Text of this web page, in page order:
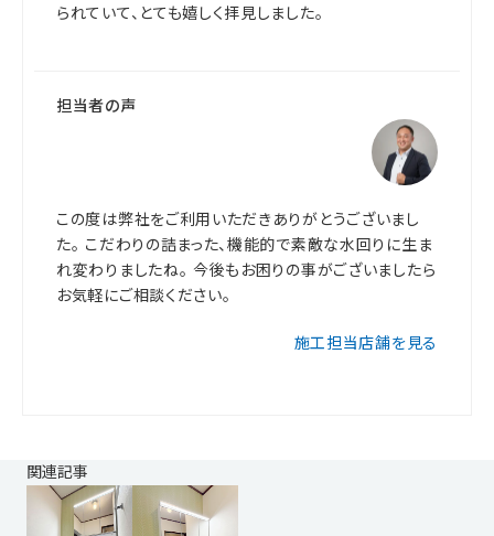
られていて、とても嬉しく拝見しました。
担当者の声
この度は弊社をご利用いただきありがとうございまし
た。 こだわりの詰まった、機能的で素敵な水回りに生ま
れ変わりましたね。 今後もお困りの事がございましたら
お気軽にご相談ください。
施工担当店舗を見る
関連記事